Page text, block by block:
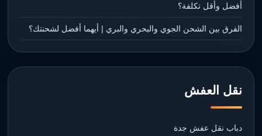
أفضل وأقل تكلفة؟
الفرق بين الشحن الجوي والبحري والبري | أيهما أفضل لشحنتك؟
نقل العفش
دباب نقل عفش جدة